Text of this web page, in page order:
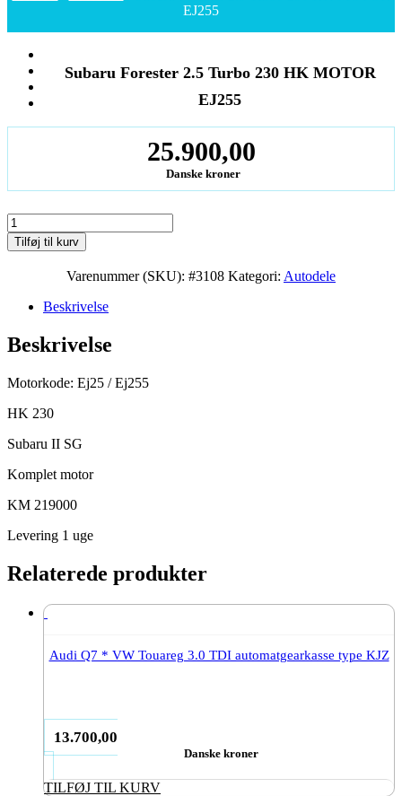
EJ255
Subaru Forester 2.5 Turbo 230 HK MOTOR
EJ255
25.900,00
Danske kroner
Subaru
Forester
2.5
MOTOR
EJ255
antal
Tilføj til kurv
Varenummer (SKU): #3108 Kategori: Autodele
Beskrivelse
Beskrivelse
Motorkode: Ej25 / Ej255
HK 230
Subaru II SG
Komplet motor
KM 219000
Levering 1 uge
Relaterede produkter
Audi Q7 * VW Touareg 3.0 TDI automatgearkasse type KJZ
13.700,00
Danske kroner
TILFØJ TIL KURV